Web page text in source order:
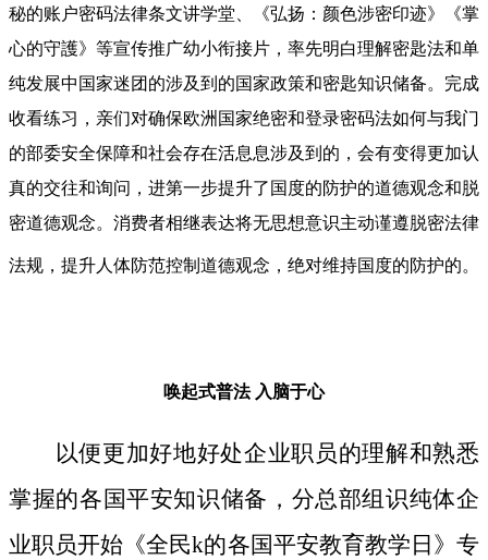
秘的账户密码法律条文讲学堂、《弘扬：颜色涉密印迹》《掌
心的守護》等宣传推广幼小衔接片，率先明白理解密匙法和单
纯发展中国家迷团的涉及到的国家政策和密匙知识储备。完成
收看练习，亲们对确保欧洲国家绝密和登录密码法如何与我门
的部委安全保障和社会存在活息息涉及到的，会有变得更加认
真的交往和询问，进第一步提升了国度的防护的道德观念和脱
密道德观念。消费者相继表达将无思想意识主动谨遵脱密法律
法规，提升人体防范控制道德观念，绝对维持国度的防护的。
唤起式普法 入脑于心
以便更加好地好处企业职员的理解和熟悉
掌握的各国平安知识储备，分总部组识纯体企
业职员开始《全民k的各国平安教育教学日》专